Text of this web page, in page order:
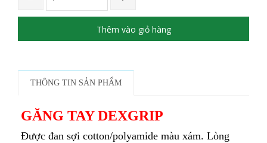
Thêm vào giỏ hàng
THÔNG TIN SẢN PHẨM
GĂNG TAY DEXGRIP
Được đan sợi cotton/polyamide màu xám. Lòng